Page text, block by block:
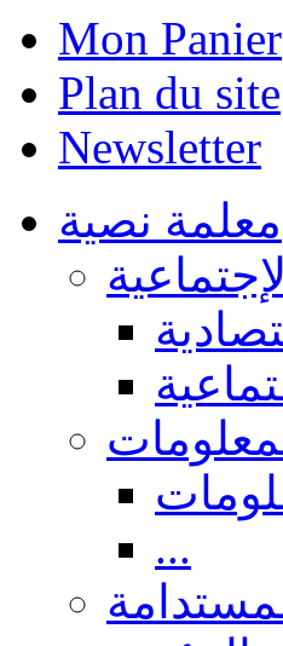
Mon Panier
Plan du site
Newsletter
معلمة نصية
...